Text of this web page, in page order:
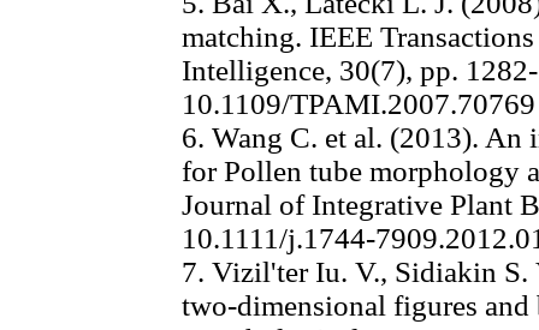
matching. IEEE
Intelligence, 30(7), pp.
10.1109/TPAMI.2007.70769
6. Wang C. et al. (2013). An
for Pollen tube morphology
Journal of Integrative Plant
10.1111/j.1744-
7. Vizil'ter Iu. V., Sidiakin
two-dimensional figures